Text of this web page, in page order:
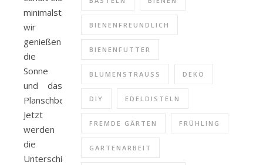
minimalst,
wir
genießen
die
Sonne
und das
Planschbecken.
Jetzt
werden
die
Unterschiede
BIENENFREUNDLICH
BIENENFUTTER
BLUMENSTRAUSS DEKO
DIY EDELDISTELN
FREMDE GÄRTEN FRÜHLING
GARTENARBEIT